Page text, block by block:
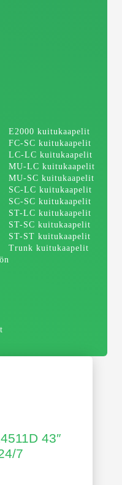
E2000 kuitukaapelit
FC-SC kuitukaapelit
LC-LC kuitukaapelit
MU-LC kuitukaapelit
MU-SC kuitukaapelit
SC-LC kuitukaapelit
SC-SC kuitukaapelit
ST-LC kuitukaapelit
ST-SC kuitukaapelit
ST-ST kuitukaapelit
Trunk kuitukaapelit
43″
7